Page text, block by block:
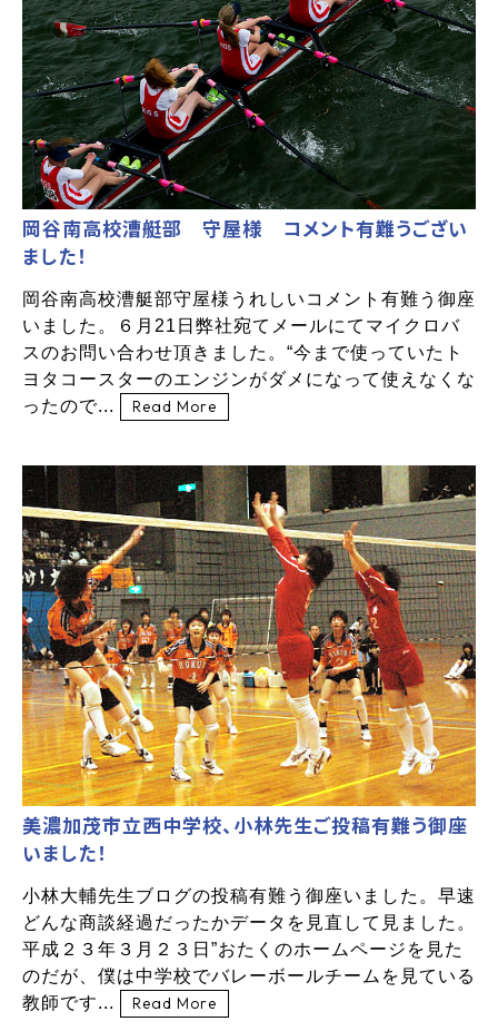
岡谷南高校漕艇部 守屋様 コメント有難うござい
ました！
岡谷南高校漕艇部守屋様うれしいコメント有難う御座
いました。６月21日弊社宛てメールにてマイクロバ
スのお問い合わせ頂きました。“今まで使っていたト
ヨタコースターのエンジンがダメになって使えなくな
ったので...
Read More
美濃加茂市立西中学校、小林先生ご投稿有難う御座
いました！
小林大輔先生ブログの投稿有難う御座いました。早速
どんな商談経過だったかデータを見直して見ました。
平成２３年３月２３日”おたくのホームページを見た
のだが、僕は中学校でバレーボールチームを見ている
教師です...
Read More